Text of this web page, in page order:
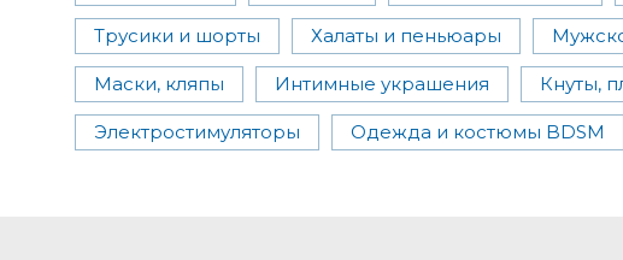
Трусики и шорты Халаты и пеньюары
Маски, кляпы Интимные украшения Кнуты,
Электростимуляторы Одежда и костюмы BDSM